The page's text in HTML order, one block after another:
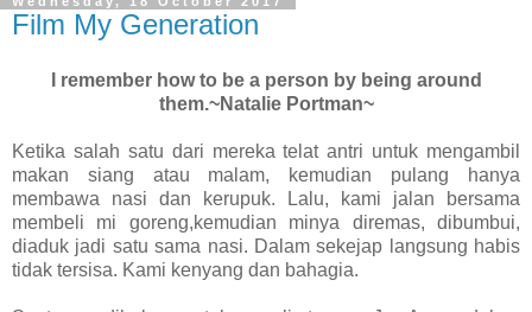
Film My Generation
I remember how to be a person by being around
them.~Natalie Portman~
Ketika salah satu dari mereka telat antri untuk mengambil
makan siang atau malam, kemudian pulang hanya
membawa nasi dan kerupuk. Lalu, kami jalan bersama
membeli mi goreng,kemudian minya diremas, dibumbui,
diaduk jadi satu sama nasi. Dalam sekejap langsung habis
tidak tersisa. Kami kenyang dan bahagia.